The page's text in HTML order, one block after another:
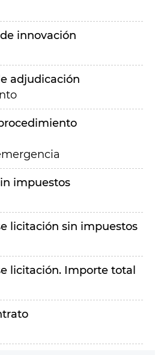
innovación
adjudicación
impuestos
licitación sin impuestos
licitación. Importe total